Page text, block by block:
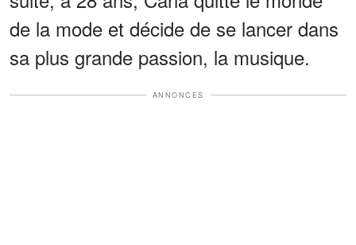
de la mode et décide de se lancer dans
sa plus grande passion, la musique.
ANNONCES